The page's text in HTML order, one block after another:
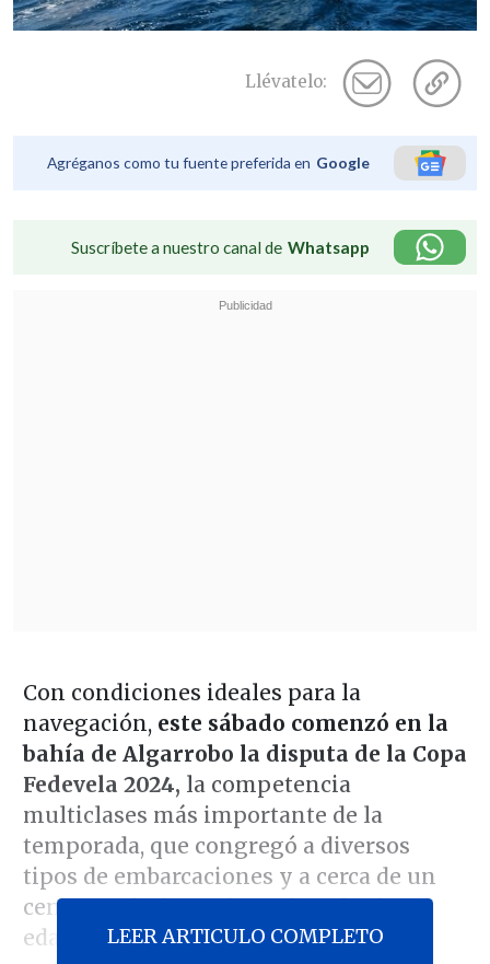
Llévatelo:
Agréganos como tu fuente preferida en Google
Suscríbete a nuestro canal de Whatsapp
Con condiciones ideales para la
navegación, este sábado comenzó en la
bahía de Algarrobo la disputa de la Copa
Fedevela 2024, la competencia
multiclases más importante de la
temporada, que congregó a diversos
tipos de embarcaciones y a cerca de un
centenar de deportistas de todas las
edades.
LEER ARTICULO COMPLETO